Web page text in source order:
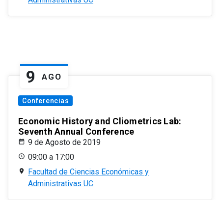
9 AGO
Conferencias
Economic History and Cliometrics Lab:
Seventh Annual Conference
9 de Agosto de 2019
09:00 a 17:00
Facultad de Ciencias Económicas y
Administrativas UC